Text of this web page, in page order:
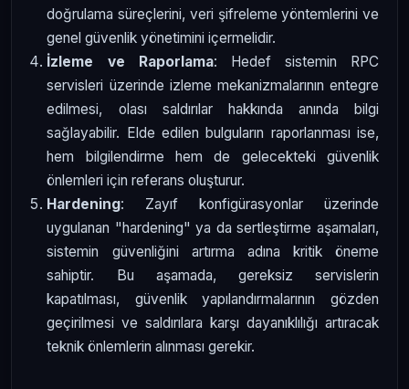
doğrulama süreçlerini, veri şifreleme yöntemlerini ve
genel güvenlik yönetimini içermelidir.
İzleme ve Raporlama: Hedef sistemin RPC
servisleri üzerinde izleme mekanizmalarının entegre
edilmesi, olası saldırılar hakkında anında bilgi
sağlayabilir. Elde edilen bulguların raporlanması ise,
hem bilgilendirme hem de gelecekteki güvenlik
önlemleri için referans oluşturur.
Hardening: Zayıf konfigürasyonlar üzerinde
uygulanan "hardening" ya da sertleştirme aşamaları,
sistemin güvenliğini artırma adına kritik öneme
sahiptir. Bu aşamada, gereksiz servislerin
kapatılması, güvenlik yapılandırmalarının gözden
geçirilmesi ve saldırılara karşı dayanıklılığı artıracak
teknik önlemlerin alınması gerekir.